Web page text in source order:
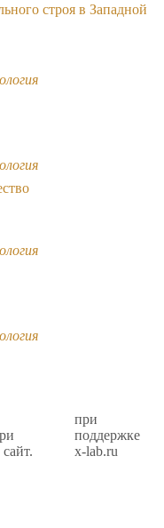
строя в Западной
при
поддержке
x-lab.ru